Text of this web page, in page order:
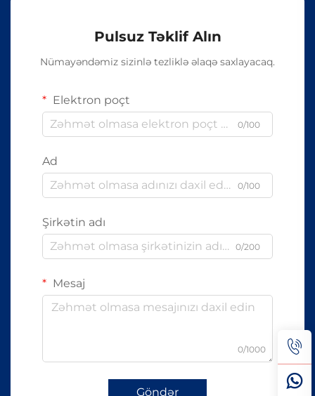
Pulsuz Təklif Alın
Nümayəndəmiz sizinlə tezliklə əlaqə saxlayacaq.
Elektron poçt
0/100
Ad
0/100
Şirkətin adı
0/200
Mesaj
0/1000
Göndər